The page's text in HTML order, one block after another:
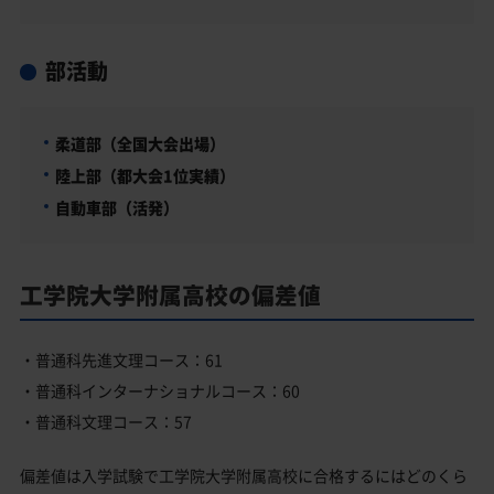
部活動
柔道部（全国大会出場）
陸上部（都大会1位実績）
自動車部（活発）
工学院大学附属高校の偏差値
・普通科先進文理コース：61
・普通科インターナショナルコース：60
・普通科文理コース：57
偏差値は入学試験で工学院大学附属高校に合格するにはどのくら